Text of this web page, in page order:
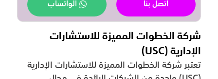
اتصل بنا الواتساب
شركة الخطوات المميزة للاستشارات
الإدارية (USC)
تعتبر شركة الخطوات المميزة للاستشارات الإدارية